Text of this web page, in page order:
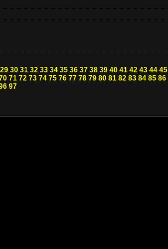
29 30 31 32 33 34 35 36 37 38 39 40 41 42 43 44 45
71 72 73 74 75 76 77 78 79 80 81 82 83 84 85 86
97